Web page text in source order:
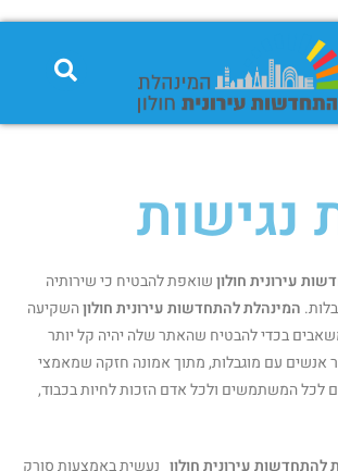
נגישות
עירונית חולוןשואפת להבטיח כי שירותיה
המינהלת להתחדשות עירונית חולוןהשקיעה
בכדי להבטיח שהאתר שלה יהיה קל יותר
אנשים עם מוגבלות, מתוך אמונה חזקה שמאמצי
לכל המשתמשים ולכל אדם הזכות לחיות בכבוד,
להתחדשות עירונית חולון נעשית באמצעות סורק